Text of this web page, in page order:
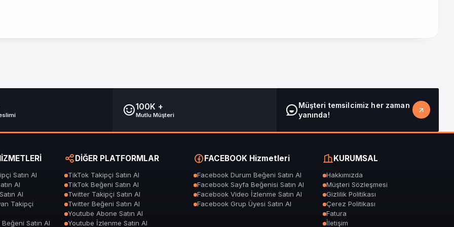
popüler değil, aynı zamanda kaliteli içerik üreten bir kaynak olduğunu gösterir. Bu, özellikle markalar ve uzmanlar için itibar
değerli görünmesini sağlamak için kaydetme satın alma stratejik bir hamle olabilir.
Nelere Dikkat Edilmeli?
etkinliğini sağlamak için bu işlemi yaparken aşağıdaki noktalara dikkat etmelisiniz:
100K +
Mutlu Müşteri
Müşteri temsilcimiz her zaman
yanında!
Satın Al
Al
Al
Takipçi
Satın Al
DİĞER PLATFORMLAR
TikTok Takipçi Satın Al
TikTok Beğeni Satın Al
Twitter Takipçi Satın Al
Twitter Beğeni Satın Al
Youtube Abone Satın Al
Youtube İzlenme Satın Al
FACEBOOK Hizmetleri
Facebook Durum Beğeni Satın Al
Facebook Sayfa Beğenisi Satın Al
Facebook Video İzlenme Satın Al
Facebook Grup Üyesi Satın Al
KURUMSAL
Hakkımızda
Müşteri Sözleşmesi
Gizlilik Politikası
Çerez Politikası
Fatura
İletişim